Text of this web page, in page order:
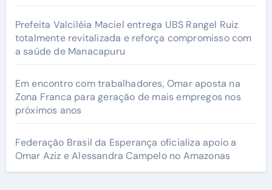
Prefeita Valciléia Maciel entrega UBS Rangel Ruiz
totalmente revitalizada e reforça compromisso com
a saúde de Manacapuru
Em encontro com trabalhadores, Omar aposta na
Zona Franca para geração de mais empregos nos
próximos anos
Federação Brasil da Esperança oficializa apoio a
Omar Aziz e Alessandra Campelo no Amazonas